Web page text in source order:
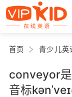
首页 青少儿英
conveyor是
音标